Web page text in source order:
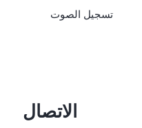
تسجيل الصوت
الاتصال